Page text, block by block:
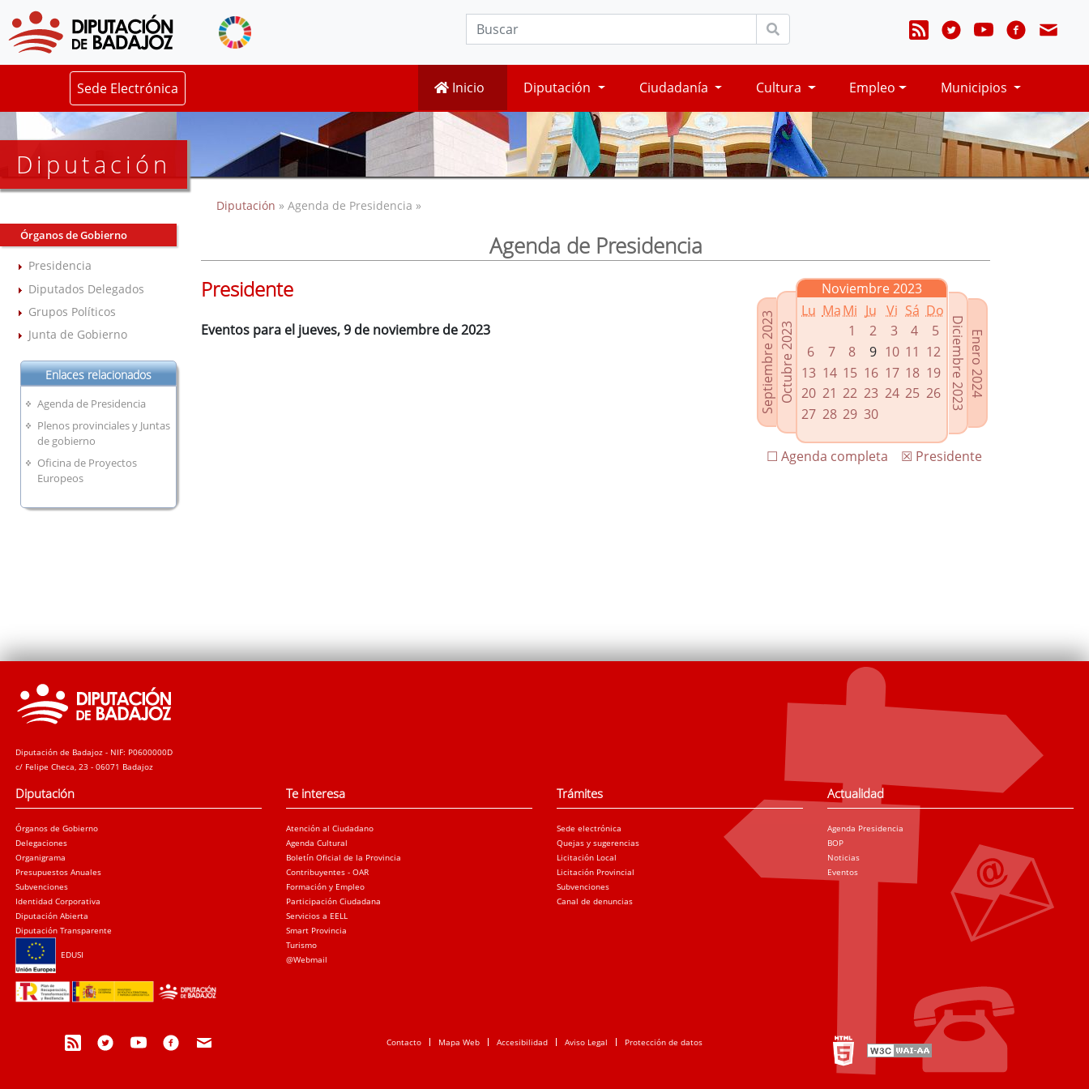
Sede Electrónica Inicio Diputación Ciudadanía Cultura Empleo Municipios
Diputación
Órganos de Gobierno
Presidencia
Diputados Delegados
Grupos Políticos
Junta de Gobierno
Enlaces relacionados
Agenda de Presidencia
Plenos provinciales y Juntas
de gobierno
Oficina de Proyectos
Europeos
Diputación » Agenda de Presidencia »
Agenda de Presidencia
Septiembre 2023Octubre 2023
Noviembre 2023
Lu MaMi Ju Vi Sá Do
1
2 3 4
5
6
7 8 9 10 11 12
13 14 15 16 17 18 19
20 21 22 23 24 25 26
27 28 29 30
Enero 2024
Diciembre 2023
☒ Presidente
☐ Agenda completa
Presidente
Eventos para el jueves, 9 de noviembre de 2023
Diputación de Badajoz - NIF: P0600000D
c/ Felipe Checa, 23 - 06071 Badajoz
Diputación
Órganos de Gobierno
Delegaciones
Organigrama
Presupuestos Anuales
Subvenciones
Identidad Corporativa
Diputación Abierta
Diputación Transparente
EDUSI
Te interesa
Atención al Ciudadano
Agenda Cultural
Boletín Oficial de la Provincia
Contribuyentes - OAR
Formación y Empleo
Participación Ciudadana
Servicios a EELL
Smart Provincia
Turismo
@Webmail
Trámites
Sede electrónica
Quejas y sugerencias
Licitación Local
Licitación Provincial
Subvenciones
Canal de denuncias
Actualidad
Agenda Presidencia
BOP
Noticias
Eventos
Contacto Mapa Web Accesibilidad Aviso Legal Protección de datos